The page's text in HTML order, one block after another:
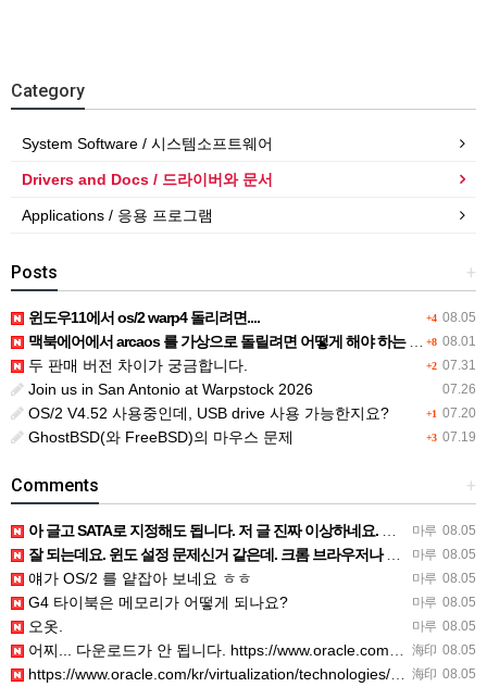
Category
System Software / 시스템소프트웨어
Drivers and Docs / 드라이버와 문서
Applications / 응용 프로그램
+
Posts
+4 08.05
윈도우11에서 os/2 warp4 돌리려면....
+8 08.01
맥북에어에서 arcaos 를 가상으로 돌릴려면 어떻게 해야 하는 지요?
+2 07.31
두 판매 버전 차이가 궁금합니다.
07.26
Join us in San Antonio at Warpstock 2026
+1 07.20
OS/2 V4.52 사용중인데, USB drive 사용 가능한지요?
+3 07.19
GhostBSD(와 FreeBSD)의 마우스 문제
+
Comments
마루 08.05
아 글고 SATA로 지정해도 됩니다. 저 글 진짜 이상하네요. 옛날꺼 퍼와서 그런거 같은데요.
마루 08.05
잘 되는데요. 윈도 설정 문제신거 같은데. 크롬 브라우저나 파폭으로 해 보세요
마루 08.05
얘가 OS/2 를 얕잡아 보네요 ㅎㅎ
마루 08.05
G4 타이북은 메모리가 어떻게 되나요?
마루 08.05
오옷.
海印 08.05
어찌... 다운로드가 안 됩니다. https://www.oracle.com/kr/virtualization/…
海印 08.05
https://www.oracle.com/kr/virtualization/technologies/vm/dow…